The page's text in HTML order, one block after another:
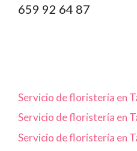
659 92 64 87
Servicio de floristería en
Servicio de floristería en
Servicio de floristería en